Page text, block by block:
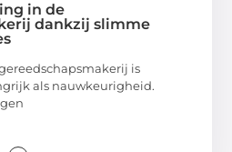
in de
dankzij slimme
is
als nauwkeurigheid.